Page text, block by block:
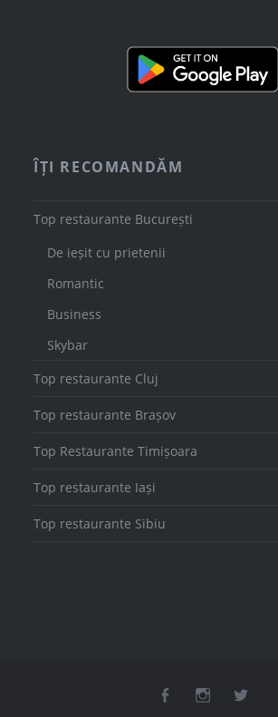
ÎȚI RECOMANDĂM
Top restaurante București
De ieșit cu prietenii
Romantic
Business
Skybar
Top restaurante Cluj
Top restaurante Brașov
Top Restaurante Timișoara
Top restaurante Iași
Top restaurante Sibiu
facebookinstagram